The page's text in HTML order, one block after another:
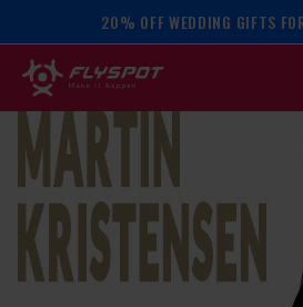
20% OFF WEDDING GIFTS
/ Calendar of events /